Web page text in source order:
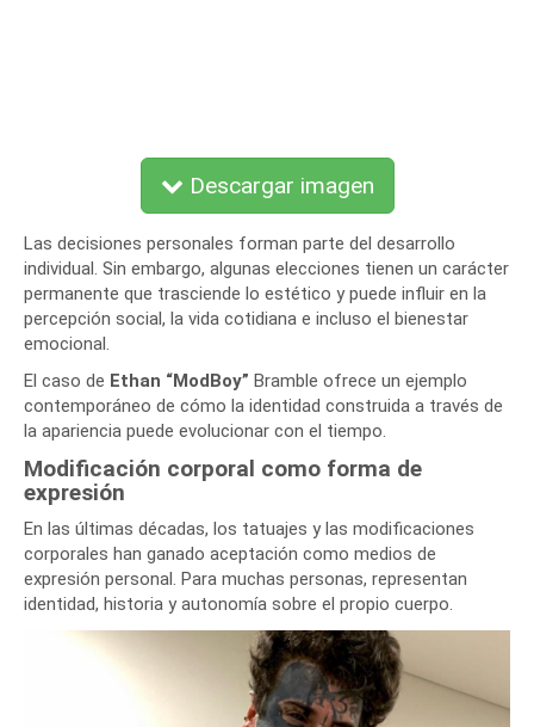
Descargar imagen
Las decisiones personales forman parte del desarrollo
individual. Sin embargo, algunas elecciones tienen un carácter
permanente que trasciende lo estético y puede influir en la
percepción social, la vida cotidiana e incluso el bienestar
emocional.
El caso de Ethan “ModBoy” Bramble ofrece un ejemplo
contemporáneo de cómo la identidad construida a través de
la apariencia puede evolucionar con el tiempo.
Modificación corporal como forma de
expresión
En las últimas décadas, los tatuajes y las modificaciones
corporales han ganado aceptación como medios de
expresión personal. Para muchas personas, representan
identidad, historia y autonomía sobre el propio cuerpo.